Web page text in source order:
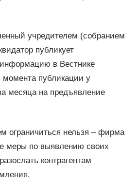
учредителем (собранием
публикует
в Вестнике
момента публикации у
месяца на предъявление
ограничиться нельзя – фирма
меры по выявлению своих
контрагентам